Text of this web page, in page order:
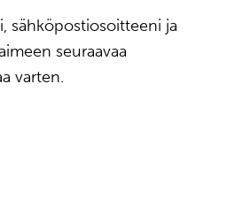
sähköpostiosoitteeni ja
seuraavaa
varten.